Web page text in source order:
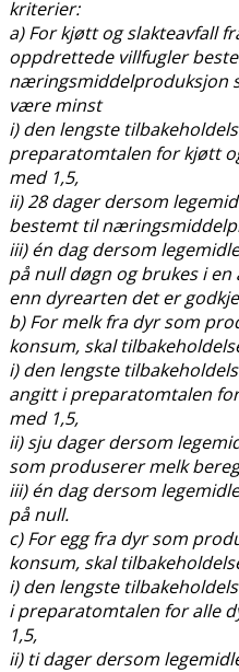
kriterier:
a) For kjøtt og slakteavfall
oppdrettede villfugler
næringsmiddelproduksjon
være minst
i) den lengste
preparatomtalen for kjøtt
med 1,5,
ii) 28 dager dersom
bestemt til
iii) én dag dersom
på null døgn og brukes i
enn dyrearten det er
b) For melk fra dyr som
konsum, skal
i) den lengste
angitt i preparatomtalen
med 1,5,
ii) sju dager dersom
som produserer melk
iii) én dag dersom
på null.
c) For egg fra dyr som
konsum, skal
i) den lengste
i preparatomtalen for alle
1,5,
ii) ti dager dersom